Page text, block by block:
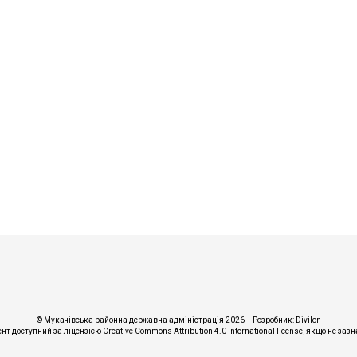
© Мукачівська районна державна адміністрація 2026 Розробник: Divilon
доступний за ліцензією Creative Commons Attribution 4.0 International license, якщо не